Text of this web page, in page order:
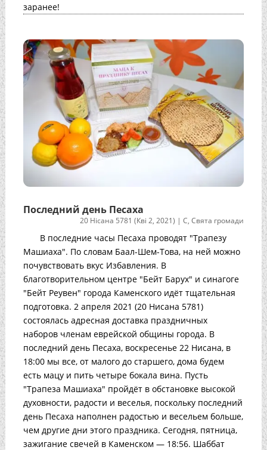
заранее!
Последний день Песаха
20 Нісана 5781 (Кві 2, 2021) |С,Свята громади
В последние часы Песаха проводят "Трапезу
Машиаха". По словам Баал-Шем-Това, на ней можно
почувствовать вкус Избавления. В
благотворительном центре "Бейт Барух" и синагоге
"Бейт Реувен" города Каменского идёт тщательная
подготовка. 2 апреля 2021 (20 Нисана 5781)
состоялась адресная доставка праздничных
наборов членам еврейской общины города. В
последний день Песаха, воскресенье 22 Нисана, в
18:00 мы все, от малого до старшего, дома будем
есть мацу и пить четыре бокала вина. Пусть
"Трапеза Машиаха" пройдёт в обстановке высокой
духовности, радости и веселья, поскольку последний
день Песаха наполнен радостью и весельем больше,
чем другие дни этого праздника. Сегодня, пятница,
зажигание свечей в Каменском — 18:56. Шаббат